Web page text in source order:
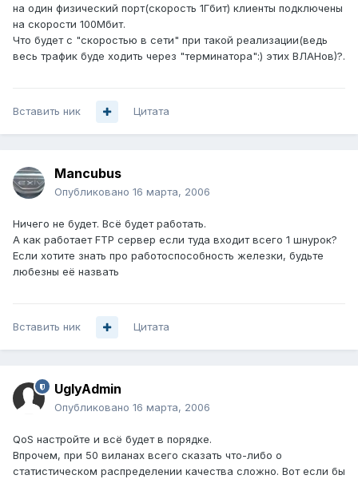
на один физический порт(скорость 1Гбит) клиенты подключены
на скорости 100Мбит.
Что будет с "скоростью в сети" при такой реализации(ведь
весь трафик буде ходить через "терминатора":) этих ВЛАНов)?.
Вставить ник Цитата
Mancubus
Опубликовано 16 марта, 2006
Ничего не будет. Всё будет работать.
А как работает FTP сервер если туда входит всего 1 шнурок?
Если хотите знать про работоспособность железки, будьте
любезны её назвать
Вставить ник Цитата
UglyAdmin
Опубликовано 16 марта, 2006
QoS настройте и всё будет в порядке.
Впрочем, при 50 виланах всего сказать что-либо о
статистическом распределении качества сложно. Вот если бы